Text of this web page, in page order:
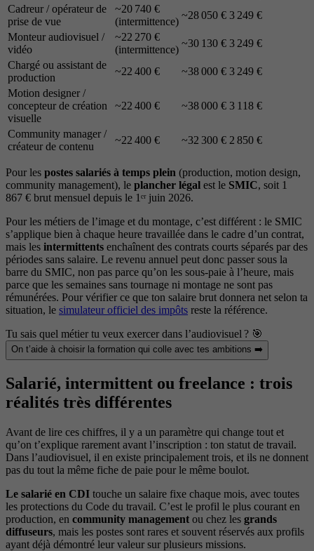
Cadreur / opérateur de
prise de vue
~20 740 €
(intermittence)
~28 050 € 3 249 €
Monteur audiovisuel /
vidéo
~22 270 €
(intermittence)
~30 130 € 3 249 €
Chargé ou assistant de
production
~22 400 € ~38 000 € 3 249 €
Motion designer /
concepteur de création
visuelle
~22 400 € ~38 000 € 3 118 €
Community manager /
créateur de contenu
~22 400 € ~32 300 € 2 850 €
Pour les postes salariés à temps plein (production, motion design,
community management), le plancher légal est le SMIC, soit 1
867 € brut mensuel depuis le 1ᵉʳ juin 2026.
Pour les métiers de l’image et du montage, c’est différent : le SMIC
s’applique bien à chaque heure travaillée dans le cadre d’un contrat,
mais les intermittents enchaînent des contrats courts séparés par des
périodes sans salaire. Le revenu annuel peut donc passer sous la
barre du SMIC, non pas parce qu’on les sous-paie à l’heure, mais
parce que les semaines sans tournage ni montage ne sont pas
rémunérées. Pour vérifier ce que ton salaire brut donnera net selon ta
situation, le simulateur officiel des impôts reste la référence.
Tu sais quel métier tu veux exercer dans l’audiovisuel ? 🎯
On t’aide à choisir la formation qui colle avec tes ambitions ➡️
Salarié, intermittent ou freelance : trois
réalités très différentes
Avant de lire ces chiffres, il y a un paramètre qui change tout et
qu’on t’explique rarement avant l’inscription : ton statut de travail.
Dans l’audiovisuel, il en existe principalement trois, et ils ne donnent
pas du tout la même fiche de paie pour le même boulot.
Le salarié en CDI touche un salaire fixe chaque mois, avec toutes
les protections du Code du travail. C’est le profil le plus courant en
production, en community management ou chez les grands
diffuseurs, mais les postes sont rares et souvent réservés aux profils
ayant déjà démontré leur valeur sur plusieurs missions.